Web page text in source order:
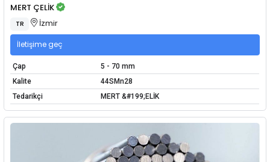
MERT ÇELİK
TR İzmir
İletişime geç
Çap
5 - 70 mm
Kalite
44SMn28
Tedarikçi
MERT &#199;ELİK